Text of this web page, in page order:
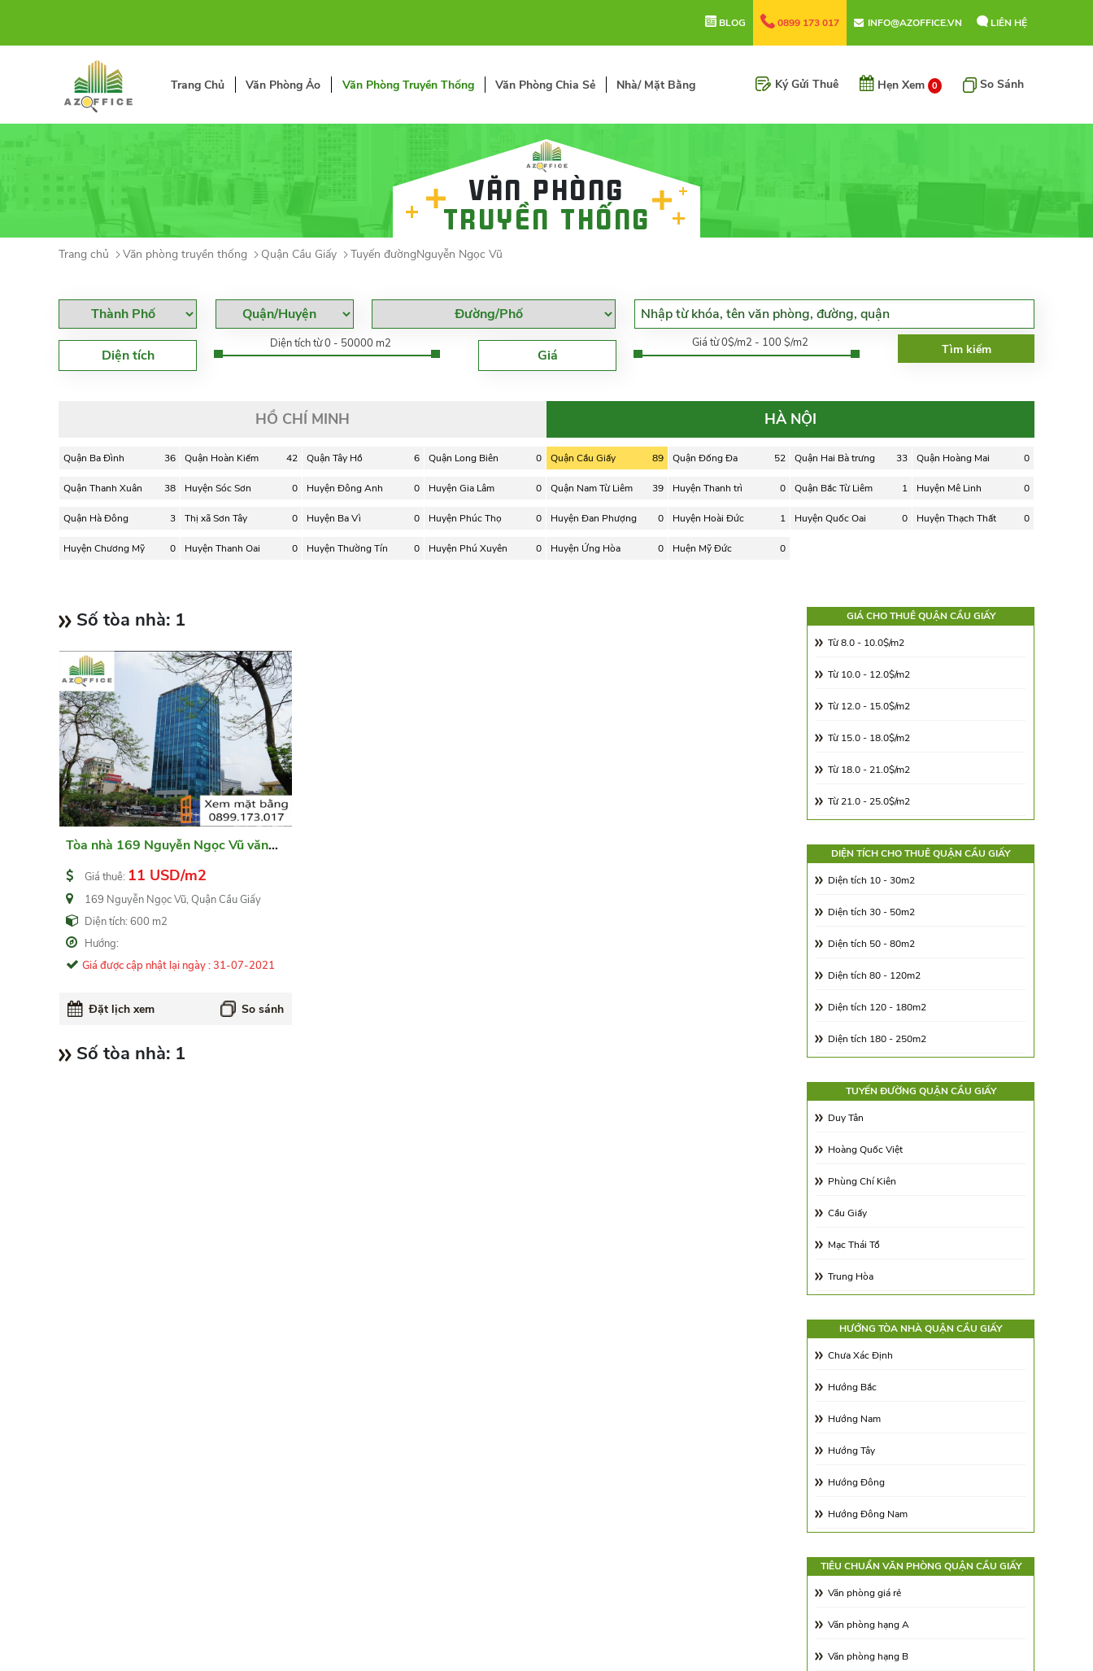
BLOG 0899 173 017 INFO@AZOFFICE.VN LIÊN HỆ
Trang Chủ Văn Phòng Ảo Văn Phòng Truyền Thống Văn Phòng Chia Sẻ Nhà/ Mặt Bằng Ký Gửi Thuê Hẹn Xem 0 So Sánh
Văn phòng
truyền thống
Trang chủ Văn phòng truyền thống Quận Cầu Giấy Tuyến đườngNguyễn Ngọc Vũ
Diện tích
Diện tích từ 0 - 50000 m2
Giá
Giá từ 0$/m2 - 100 $/m2
HỒ CHÍ MINH HÀ NỘI
Quận Ba Đình 36 Quận Hoàn Kiếm 42 Quận Tây Hồ 6 Quận Long Biên 0 Quận Cầu Giấy 89 Quận Đống Đa 52 Quận Hai Bà trưng 33 Quận Hoàng Mai 0
Quận Thanh Xuân 38 Huyện Sóc Sơn 0 Huyện Đông Anh 0 Huyện Gia Lâm 0 Quận Nam Từ Liêm 39 Huyện Thanh trì 0 Quận Bắc Từ Liêm 1 Huyện Mê Linh 0
Quận Hà Đông 3 Thị xã Sơn Tây 0 Huyện Ba Vì 0 Huyện Phúc Thọ 0 Huyện Đan Phượng 0 Huyện Hoài Đức 1 Huyện Quốc Oai 0 Huyện Thạch Thất 0
Huyện Chương Mỹ 0 Huyện Thanh Oai 0 Huyện Thường Tín 0 Huyện Phú Xuyên 0 Huyện Ứng Hòa 0 Huện Mỹ Đức 0
Số tòa nhà: 1
Tòa nhà 169 Nguyễn Ngọc Vũ văn
phòng cho thuê Quận Cầu Giấy
Giá thuê: 11 USD/m2
169 Nguyễn Ngọc Vũ, Quận Cầu Giấy
Diện tích: 600 m2
Hướng:
Giá được cập nhật lại ngày : 31-07-2021
Đặt lịch xem So sánh
Số tòa nhà: 1
GIÁ CHO THUÊ QUẬN CẦU GIẤY
Từ 8.0 - 10.0$/m2
Từ 10.0 - 12.0$/m2
Từ 12.0 - 15.0$/m2
Từ 15.0 - 18.0$/m2
Từ 18.0 - 21.0$/m2
Từ 21.0 - 25.0$/m2
Từ 30.0 - 65.0$/m2
DIỆN TÍCH CHO THUÊ QUẬN CẦU GIẤY
Diện tích 10 - 30m2
Diện tích 30 - 50m2
Diện tích 50 - 80m2
Diện tích 80 - 120m2
Diện tích 120 - 180m2
Diện tích 180 - 250m2
Diện tích 350 - 500m2
TUYẾN ĐƯỜNG QUẬN CẦU GIẤY
Duy Tân
Hoàng Quốc Việt
Phùng Chí Kiên
Cầu Giấy
Mạc Thái Tổ
Trung Hòa
Phạm Văn Bạch
Phố Dương Đình Nghệ
Trần Quốc Vượng
Phạm Văn Đồng
Dương Đình Nghệ
Trần Duy Hưng
HƯỚNG TÒA NHÀ QUẬN CẦU GIẤY
Chưa Xác Định
Hướng Bắc
Hướng Nam
Hướng Tây
Hướng Đông
Hướng Đông Nam
Hướng Tây Bắc
TIÊU CHUẨN VĂN PHÒNG QUẬN CẦU GIẤY
Văn phòng giá rẻ
Văn phòng hạng A
Văn phòng hạng B